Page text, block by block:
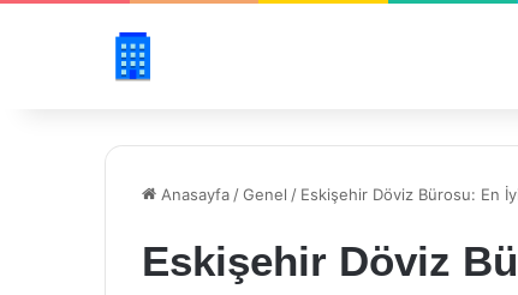
Anasayfa /Genel / Eskişehir Döviz Bürosu: En
Eskişehir Döviz